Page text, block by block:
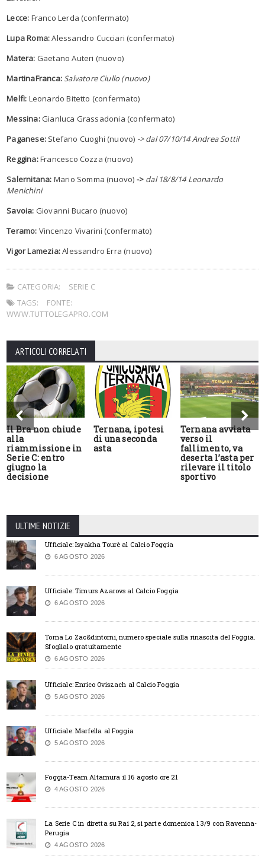
Lecce: Franco Lerda (confermato)
Lupa Roma:Alessandro Cucciari (confermato)
Matera: Gaetano Auteri (nuovo)
MartinaFranca:Salvatore Ciullo (nuovo)
Melfi: Leonardo Bitetto (confermato)
Messina:Gianluca Grassadonia (confermato)
Paganese:Stefano Cuoghi (nuovo) -> dal 07/10/14 Andrea Sottil
Reggina:Francesco Cozza (nuovo)
Salernitana: Mario Somma (nuovo) -> dal 18/8/14 Leonardo
Menichini
Savoia: Giovanni Bucaro (nuovo)
Teramo: Vincenzo Vivarini (confermato)
Vigor Lamezia:Alessandro Erra (nuovo)
CATEGORIA:
SERIE C
TAGS:
FONTE:
WWW.TUTTOLEGAPRO.COM
ARTICOLI CORRELATI
Il Bra non chiude
alla
riammissione in
Serie C: entro
giugno la
decisione
Ternana, ipotesi
di una seconda
asta
Ternana avviata
verso il
fallimento, va
deserta l’asta per
rilevare il titolo
sportivo
ULTIME NOTIZIE
Ufficiale: Isyakha Tourè al Calcio Foggia
6 AGOSTO 2026
Ufficiale: Timurs Azarovs al Calcio Foggia
6 AGOSTO 2026
Torna Lo Zac&dintorni, numero speciale sulla rinascita del Foggia.
Sfoglialo gratuitamente
6 AGOSTO 2026
Ufficiale: Enrico Oviszach al Calcio Foggia
5 AGOSTO 2026
Ufficiale: Marfella al Foggia
5 AGOSTO 2026
Foggia-Team Altamura il 16 agosto ore 21
4 AGOSTO 2026
La Serie C in diretta su Rai 2, si parte domenica 13/9 con Ravenna-
Perugia
4 AGOSTO 2026